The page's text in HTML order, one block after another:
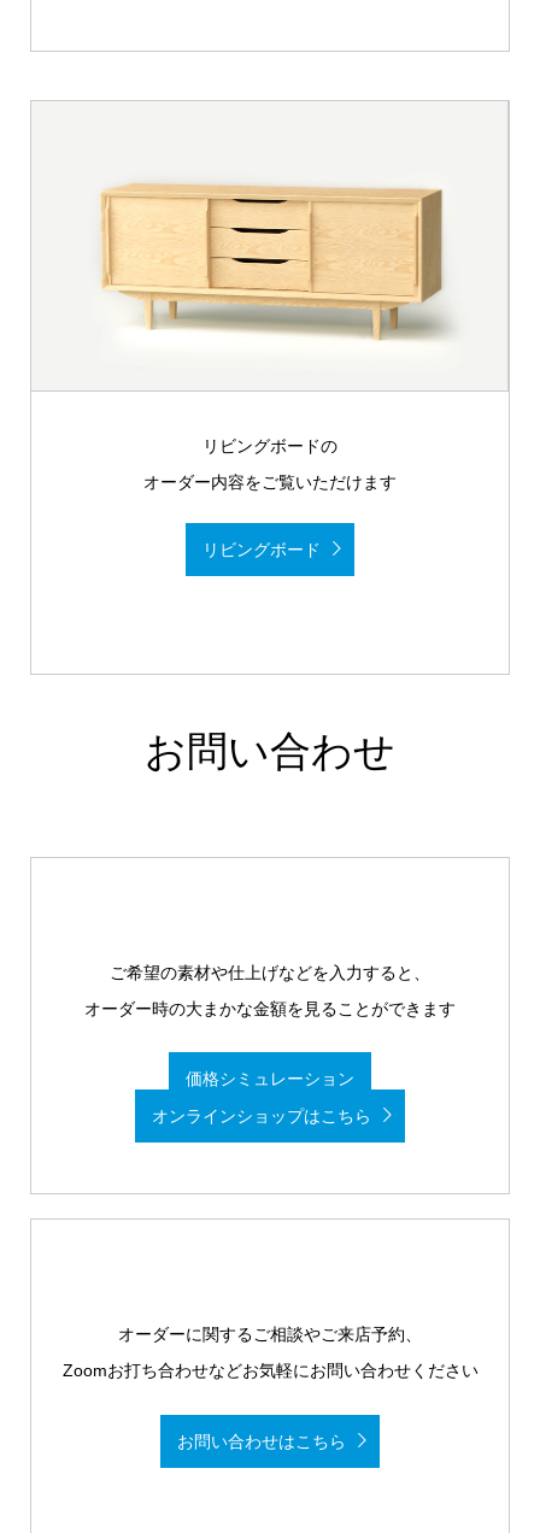
リビングボードの
オーダー内容をご覧いただけます
リビングボード
お問い合わせ
ご希望の素材や仕上げなどを入力すると、
オーダー時の大まかな金額を見ることができます
価格シミュレーション
オンラインショップはこちら
オーダーに関するご相談やご来店予約、
Zoomお打ち合わせなどお気軽にお問い合わせください
お問い合わせはこちら